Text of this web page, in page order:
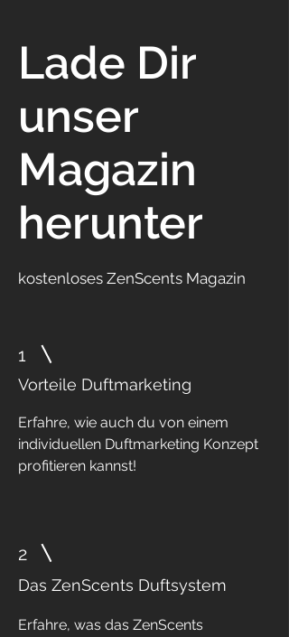
Lade Dir
unser
Magazin
herunter
kostenloses ZenScents Magazin
1
Vorteile Duftmarketing
Erfahre, wie auch du von einem
individuellen Duftmarketing Konzept
profitieren kannst!
2
Das ZenScents Duftsystem
Erfahre, was das ZenScents